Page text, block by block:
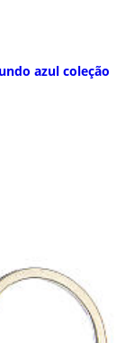
azul coleção